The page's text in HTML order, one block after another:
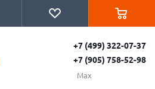
+7 (499) 322-07-37
+7 (905) 758-52-98
Max